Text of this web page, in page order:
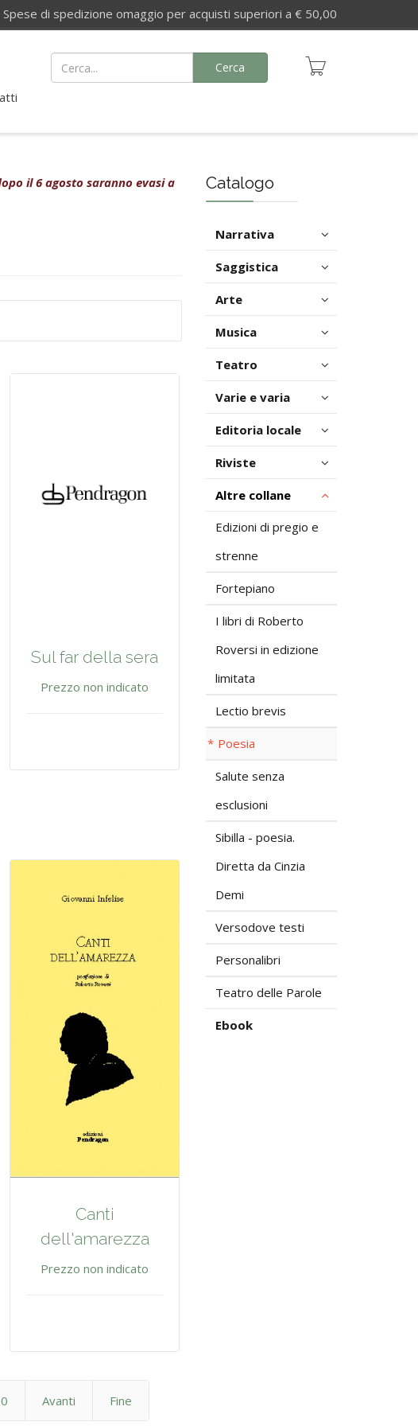
di spedizione omaggio per acquisti superiori a € 50,00
Cerca
il 6 agosto saranno evasi a
Sul far della sera
Prezzo non indicato
Canti
dell'amarezza
Prezzo non indicato
Avanti Fine
Catalogo
Narrativa
Saggistica
Arte
Musica
Teatro
Varie e varia
Editoria locale
Riviste
Altre collane
Edizioni di pregio e
strenne
Fortepiano
I libri di Roberto
Roversi in edizione
limitata
Lectio brevis
Poesia
Salute senza
esclusioni
Sibilla - poesia.
Diretta da Cinzia
Demi
Versodove testi
Personalibri
Teatro delle Parole
Ebook